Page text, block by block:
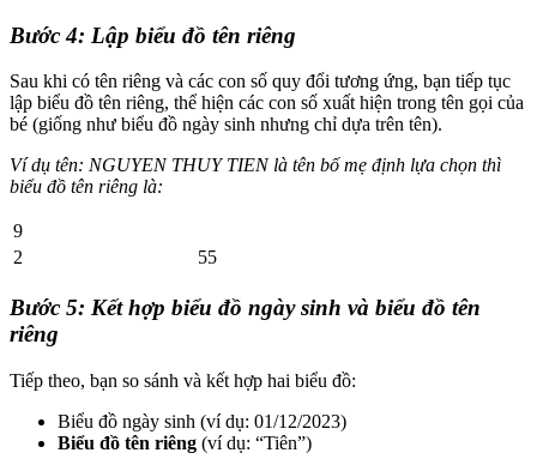
Bước 4: Lập biểu đồ tên riêng
Sau khi có tên riêng và các con số quy đổi tương ứng, bạn tiếp tục
lập biểu đồ tên riêng, thể hiện các con số xuất hiện trong tên gọi của
bé (giống như biểu đồ ngày sinh nhưng chỉ dựa trên tên).
Ví dụ tên: NGUYEN THUY TIEN là tên bố mẹ định lựa chọn thì
biểu đồ tên riêng là:
9
2
55
Bước 5: Kết hợp biểu đồ ngày sinh và biểu đồ tên
riêng
Tiếp theo, bạn so sánh và kết hợp hai biểu đồ:
Biểu đồ ngày sinh (ví dụ: 01/12/2023)
Biểu đồ tên riêng (ví dụ: “Tiên”)